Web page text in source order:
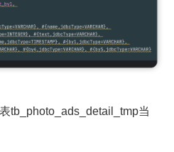
tb_photo_ads_detail_tmp当